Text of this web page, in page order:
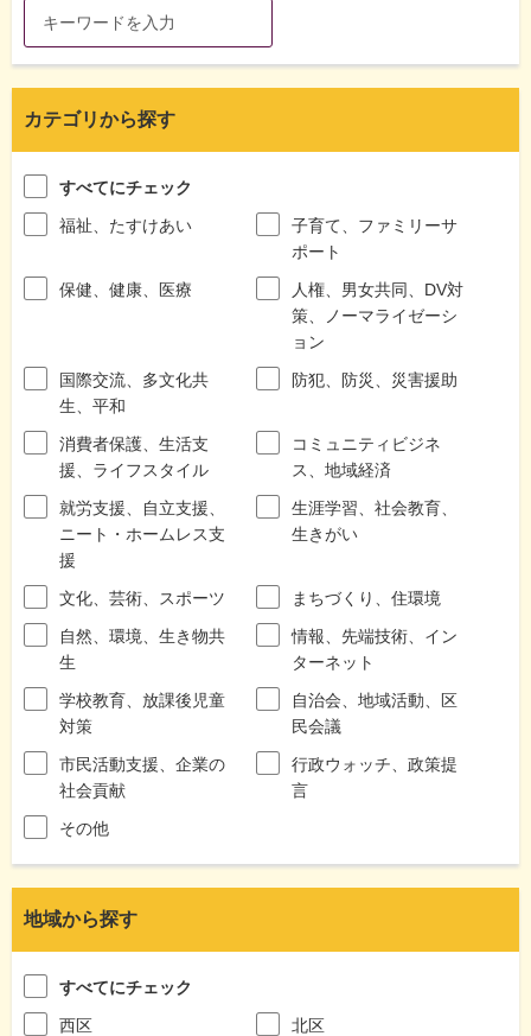
カテゴリから探す
すべてにチェック
福祉、たすけあい
子育て、ファミリーサ
ポート
保健、健康、医療
人権、男女共同、DV対
策、ノーマライゼーシ
ョン
国際交流、多文化共
生、平和
防犯、防災、災害援助
消費者保護、生活支
援、ライフスタイル
コミュニティビジネ
ス、地域経済
就労支援、自立支援、
ニート・ホームレス支
援
生涯学習、社会教育、
生きがい
文化、芸術、スポーツ
まちづくり、住環境
自然、環境、生き物共
生
情報、先端技術、イン
ターネット
学校教育、放課後児童
対策
自治会、地域活動、区
民会議
市民活動支援、企業の
社会貢献
行政ウォッチ、政策提
言
その他
地域から探す
すべてにチェック
西区
北区